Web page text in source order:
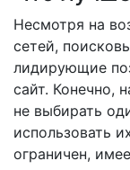
Несмотря на
сетей,
лидирующие
сайт. Конечно,
не выбирать
использовать
ограничен,